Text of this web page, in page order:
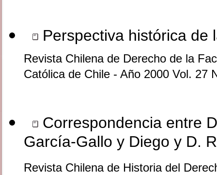
Perspectiva histórica de
Revista Chilena de Derecho de la
Católica de Chile - Año 2000 Vol. 27
Correspondencia entre
García-Gallo y Diego y D.
Revista Chilena de Historia del